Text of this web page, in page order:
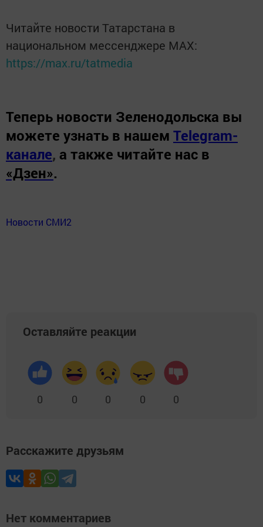
Читайте новости Татарстана в
национальном мессенджере MАХ:
https://max.ru/tatmedia
Теперь новости Зеленодольска вы
можете узнать в нашем Telegram-
канале, а также читайте нас в
«Дзен».
Новости СМИ2
Оставляйте реакции
0 0 0 0 0
Расскажите друзьям
Нет комментариев